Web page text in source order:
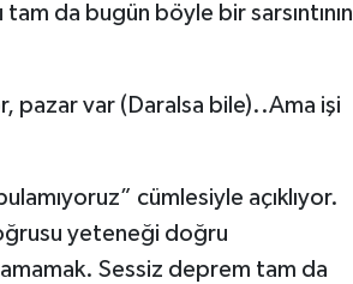
da bugün böyle bir sarsıntının
pazar var (Daralsa bile)..Ama işi
cümlesiyle açıklıyor.
yeteneği doğru
Sessiz deprem tam da